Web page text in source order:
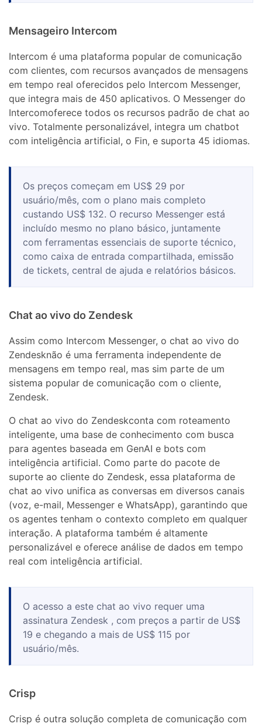
Mensageiro Intercom
Intercom é uma plataforma popular de comunicação
com clientes, com recursos avançados de mensagens
em tempo real oferecidos pelo Intercom Messenger,
que integra mais de 450 aplicativos. O Messenger do
Intercomoferece todos os recursos padrão de chat ao
vivo. Totalmente personalizável, integra um chatbot
com inteligência artificial, o Fin, e suporta 45 idiomas.
Os preços começam em US$ 29 por
usuário/mês, com o plano mais completo
custando US$ 132. O recurso Messenger está
incluído mesmo no plano básico, juntamente
com ferramentas essenciais de suporte técnico,
como caixa de entrada compartilhada, emissão
de tickets, central de ajuda e relatórios básicos.
Chat ao vivo do Zendesk
Assim como Intercom Messenger, o chat ao vivo do
Zendesknão é uma ferramenta independente de
mensagens em tempo real, mas sim parte de um
sistema popular de comunicação com o cliente,
Zendesk.
O chat ao vivo do Zendeskconta com roteamento
inteligente, uma base de conhecimento com busca
para agentes baseada em GenAI e bots com
inteligência artificial. Como parte do pacote de
suporte ao cliente do Zendesk, essa plataforma de
chat ao vivo unifica as conversas em diversos canais
(voz, e-mail, Messenger e WhatsApp), garantindo que
os agentes tenham o contexto completo em qualquer
interação. A plataforma também é altamente
personalizável e oferece análise de dados em tempo
real com inteligência artificial.
O acesso a este chat ao vivo requer uma
assinatura Zendesk , com preços a partir de US$
19 e chegando a mais de US$ 115 por
usuário/mês.
Crisp
Crisp é outra solução completa de comunicação com